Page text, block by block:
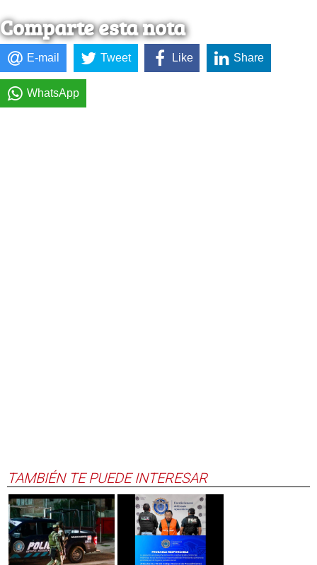
Comparte esta nota
E-mail Tweet Like Share
WhatsApp
TAMBIÉN TE PUEDE INTERESAR